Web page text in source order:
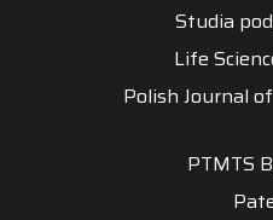
Studia
Life
Polish Journal
PTMTS